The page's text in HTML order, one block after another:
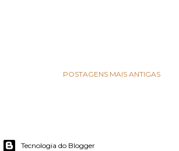
POSTAGENS MAIS ANTIGAS
Tecnologia do Blogger